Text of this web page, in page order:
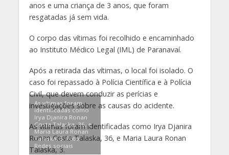
anos e uma criança de 3 anos, que foram
resgatadas já sem vida.
O corpo das vítimas foi recolhido e encaminhado
ao Instituto Médico Legal (IML) de Paranavaí.
Após a retirada das vítimas, o local foi isolado. O
caso foi repassado à Polícia Científica e à Polícia
Civil, que devem conduzir as perícias e
investigações sobre as causas do acidente.
As vítimas foram identificadas como Irya Djanira
Ronan Costa Talaska, 36, e Maria Laura Ronan
Talaska, 3.
As vítimas foram
identificadas como
Irya Djanira Ronan
Costa Talaska, 36, e
Maria Laura Ronan
Talaska, 3. Foto:
Redes sociais